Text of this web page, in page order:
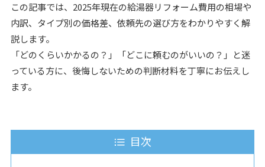
この記事では、2025年現在の給湯器リフォーム費用の相場や
内訳、タイプ別の価格差、依頼先の選び方をわかりやすく解
説します。
「どのくらいかかるの？」「どこに頼むのがいいの？」と迷
っている方に、後悔しないための判断材料を丁寧にお伝えし
ます。
目次